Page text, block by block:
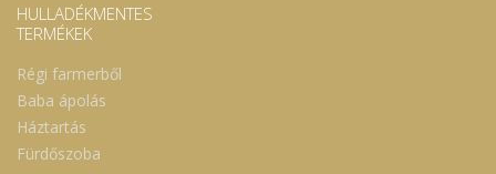
HULLADÉKMENTES
TERMÉKEK
Régi farmerből
Baba ápolás
Háztartás
Fürdőszoba